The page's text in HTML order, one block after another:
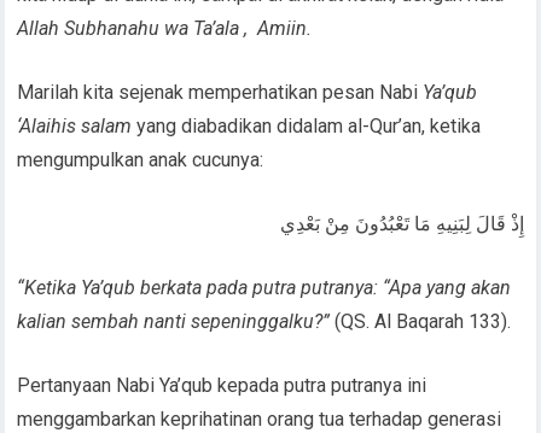
Allah Subhanahu wa Ta’ala , Amiin.
Marilah kita sejenak memperhatikan pesan Nabi Ya’qub
‘Alaihis salam yang diabadikan didalam al-Qur’an, ketika
mengumpulkan anak cucunya:
إِذْ قَالَ لِبَنِيهِ مَا تَعْبُدُونَ مِنْ بَعْدِي
“Ketika Ya’qub berkata pada putra putranya: “Apa yang akan
kalian sembah nanti sepeninggalku?”(QS. Al Baqarah 133).
Pertanyaan Nabi Ya’qub kepada putra putranya ini
menggambarkan keprihatinan orang tua terhadap generasi